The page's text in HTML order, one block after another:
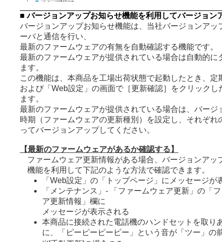
■ バージョンアップお知らせ機能を利用してバージョン
バージョンアップお知らせ機能は、当社バージョンアッ
ーバと通信を行い、
最新のファームウェアの有無を自動確認する機能です。
最新のファームウェアが提供されている場合は自動的に
ます。
この機能は、本商品を工場出荷状態で起動したとき、定
および「Web設定」の画面で［更新確認］をクリックし
ます。
最新のファームウェアが提供されている場合は、バージ
時期（ファームウェアの更新種別）を設定し、それぞれ
ってバージョンアップしてください。
【最新のファームウェアがあるか確認する】
ファームウェア更新情報がある場合、バージョンアッ
機能を利用して下記のような方法で確認できます。
「Web設定」の「トップページ」にメッセージが
「メンテナンス」- 「ファームウェア更新」の「
ア更新情報」欄に
メッセージが表示される
本商品に接続された電話機のハンドセットを取り
に、「ピーピーピーピー」という音が「ツー」の